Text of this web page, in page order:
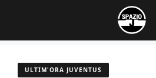
contenuto
ULTIM'ORA JUVENTUS